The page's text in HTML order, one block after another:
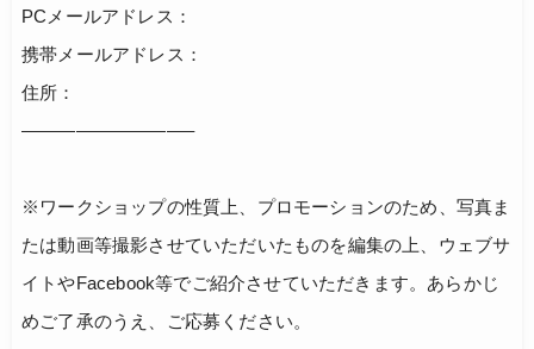
PCメールアドレス：
携帯メールアドレス：
住所：
—————————–
※ワークショップの性質上、プロモーションのため、写真ま
たは動画等撮影させていただいたものを編集の上、ウェブサ
イトやFacebook等でご紹介させていただきます。あらかじ
めご了承のうえ、ご応募ください。